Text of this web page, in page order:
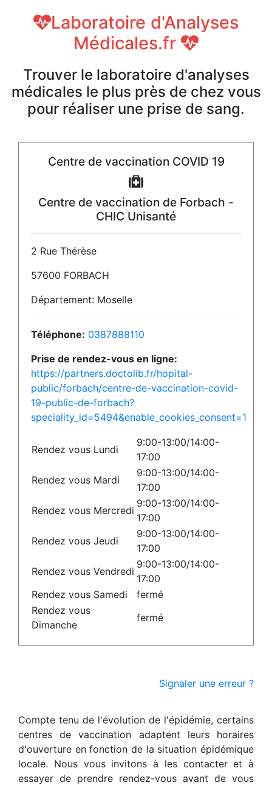
Laboratoire d'Analyses
Médicales.fr
Trouver le laboratoire d'analyses
médicales le plus près de chez vous
pour réaliser une prise de sang.
Centre de vaccination COVID 19
Centre de vaccination de Forbach -
CHIC Unisanté
2 Rue Thérèse
57600 FORBACH
Département: Moselle
Téléphone: 0387888110
Prise de rendez-vous en ligne:
https://partners.doctolib.fr/hopital-
public/forbach/centre-de-vaccination-covid-
19-public-de-forbach?
speciality_id=5494&enable_cookies_consent=1
Rendez vous Lundi
9:00-13:00/14:00-
17:00
Rendez vous Mardi
9:00-13:00/14:00-
17:00
Rendez vous Mercredi
9:00-13:00/14:00-
17:00
Rendez vous Jeudi
9:00-13:00/14:00-
17:00
Rendez vous Vendredi
9:00-13:00/14:00-
17:00
Rendez vous Samedi
fermé
Rendez vous
Dimanche
fermé
Signaler une erreur ?
Compte tenu de l'évolution de l'épidémie, certains
centres de vaccination adaptent leurs horaires
d'ouverture en fonction de la situation épidémique
locale. Nous vous invitons à les contacter et à
essayer de prendre rendez-vous avant de vous